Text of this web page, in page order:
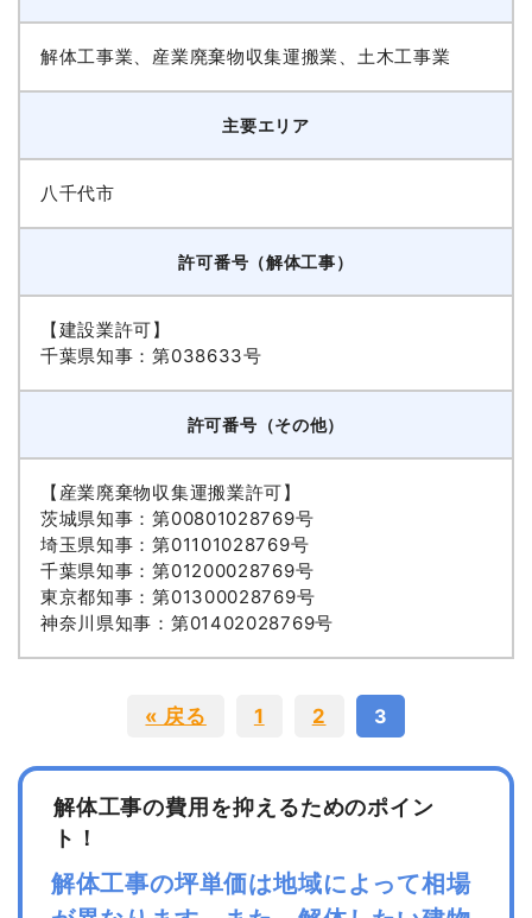
解体工事業、産業廃棄物収集運搬業、土木工事業
主要エリア
八千代市
許可番号（解体工事）
【建設業許可】
千葉県知事：第038633号
許可番号（その他）
【産業廃棄物収集運搬業許可】
茨城県知事：第00801028769号
埼玉県知事：第01101028769号
千葉県知事：第01200028769号
東京都知事：第01300028769号
神奈川県知事：第01402028769号
« 戻る 1 2 3
解体工事の費用を抑えるためのポイン
ト！
解体工事の坪単価は地域によって相場